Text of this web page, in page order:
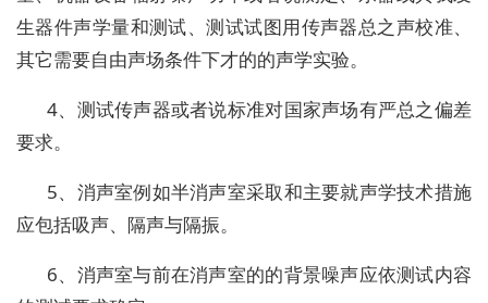
生器件声学量和测试、测试试图用传声器总之声校准、
其它需要自由声场条件下才的的声学实验。
4、测试传声器或者说标准对国家声场有严总之偏差
要求。
5、消声室例如半消声室采取和主要就声学技术措施
应包括吸声、隔声与隔振。
6、消声室与前在消声室的的背景噪声应依测试内容